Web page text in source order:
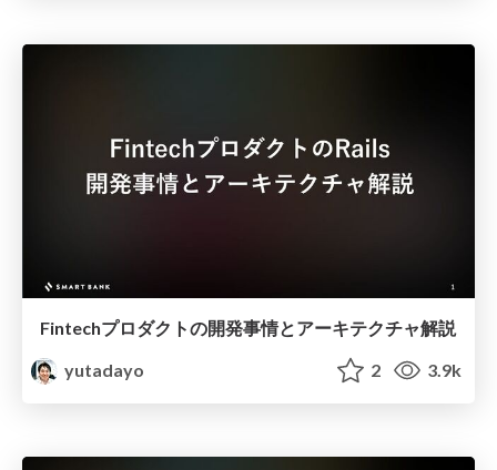
Fintechプロダクトの開発事情とアーキテクチャ解説
yutadayo
2 3.9k